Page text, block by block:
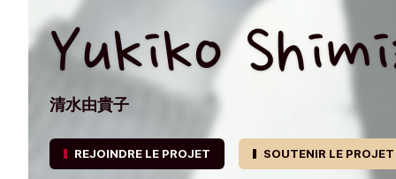
Yukiko
清水由貴子
REJOINDRE LE PROJET SOUTENIR LE PROJET